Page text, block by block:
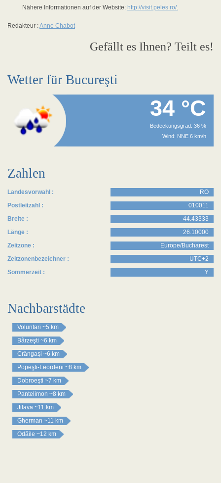
Nähere Informationen auf der Website: http://visit.peles.ro/.
Redakteur :Anne Chabot
Gefällt es Ihnen? Teilt es!
Wetter für Bucureşti
34 °C
Bedeckungsgrad: 36 %
Wind: NNE 6 km/h
Zahlen
Landesvorwahl :
RO
Postleitzahl :
010011
Breite :
44.43333
Länge :
26.10000
Zeitzone :
Europe/Bucharest
Zeitzonenbezeichner :
UTC+2
Sommerzeit :
Y
Nachbarstädte
Voluntari ~5 km
Bârzeşti ~6 km
Crângaşi ~6 km
Popeşti-Leordeni ~8 km
Dobroeşti ~7 km
Pantelimon ~8 km
Jilava ~11 km
Gherman ~11 km
Odăile ~12 km